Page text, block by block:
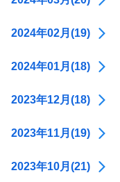
2024年02月(19)
2024年01月(18)
2023年12月(18)
2023年11月(19)
2023年10月(21)